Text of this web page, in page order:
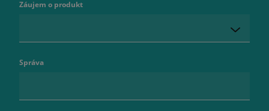
Záujem o produkt
Správa